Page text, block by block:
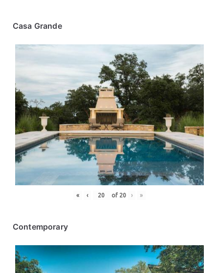
Casa Grande
« ‹ of 20 › »
Contemporary